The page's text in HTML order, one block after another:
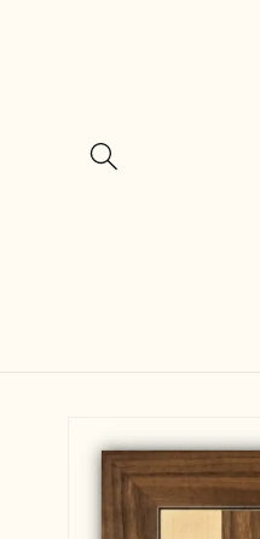
Ga direct naar
productinformatie